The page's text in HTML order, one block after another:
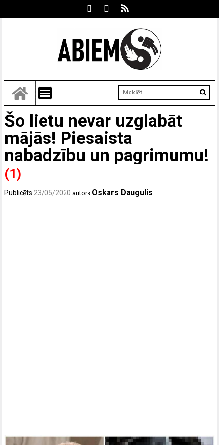
Šo lietu nevar uzglabāt
mājās! Piesaista
nabadzību un pagrimumu!
(1)
Publicēts 23/05/2020 autors Oskars Daugulis